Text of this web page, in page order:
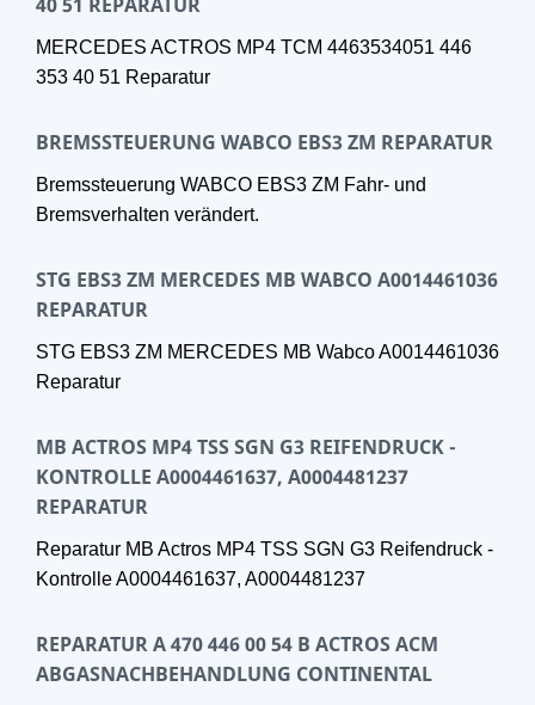
MERCEDES ACTROS MP4 TCM 4463534051 446
353 40 51 Reparatur
BREMSSTEUERUNG WABCO EBS3 ZM REPARATUR
Bremssteuerung WABCO EBS3 ZM Fahr- und
Bremsverhalten verändert.
STG EBS3 ZM MERCEDES MB WABCO A0014461036
REPARATUR
STG EBS3 ZM MERCEDES MB Wabco A0014461036
Reparatur
MB ACTROS MP4 TSS SGN G3 REIFENDRUCK -
KONTROLLE A0004461637, A0004481237
REPARATUR
Reparatur MB Actros MP4 TSS SGN G3 Reifendruck -
Kontrolle A0004461637, A0004481237
REPARATUR A 470 446 00 54 B ACTROS ACM
ABGASNACHBEHANDLUNG CONTINENTAL